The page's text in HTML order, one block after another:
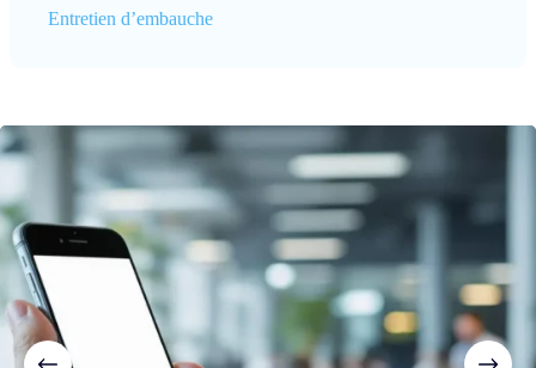
Entretien d’embauche